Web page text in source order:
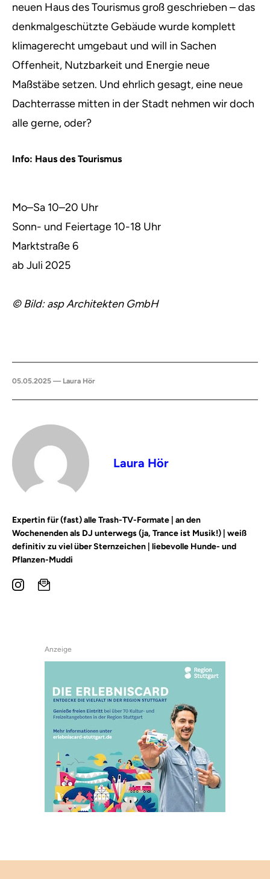
neuen Haus des Tourismus groß geschrieben – das
denkmalgeschützte Gebäude wurde komplett
klimagerecht umgebaut und will in Sachen
Offenheit, Nutzbarkeit und Energie neue
Maßstäbe setzen. Und ehrlich gesagt, eine neue
Dachterrasse mitten in der Stadt nehmen wir doch
alle gerne, oder?
Info: Haus des Tourismus
Mo–Sa 10–20 Uhr
Sonn- und Feiertage 10-18 Uhr
Marktstraße 6
ab Juli 2025
© Bild: asp Architekten GmbH
05.05.2025 — Laura Hör
Laura Hör
Expertin für (fast) alle Trash-TV-Formate | an den
Wochenenden als DJ unterwegs (ja, Trance ist Musik!) | weiß
definitiv zu viel über Sternzeichen | liebevolle Hunde- und
Pflanzen-Muddi
Anzeige